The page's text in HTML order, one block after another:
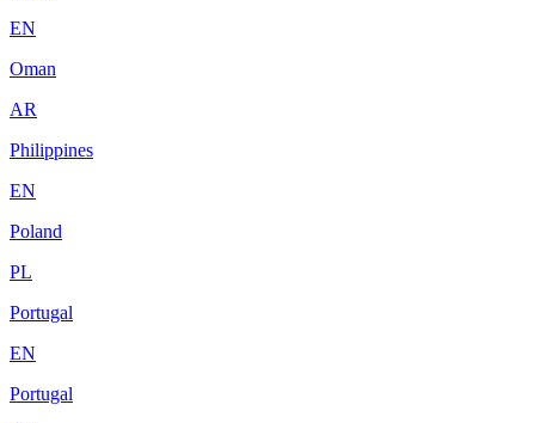
EN
Oman
AR
Philippines
EN
Poland
PL
Portugal
EN
Portugal